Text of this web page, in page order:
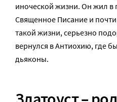
иноческой жизни. Он жил в
Священное Писание и
такой жизни, серьезно
вернулся в Антиохию, где
дьяконы.